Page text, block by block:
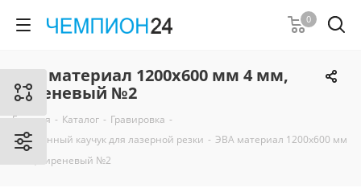
0
ЭВА материал 1200х600 мм 4 мм,
сиреневый №2
Главная - Каталог - Гравировка -
Вспененный каучук для лазерной резки - ЭВА материал 1200х600 мм
4 мм, сиреневый №2